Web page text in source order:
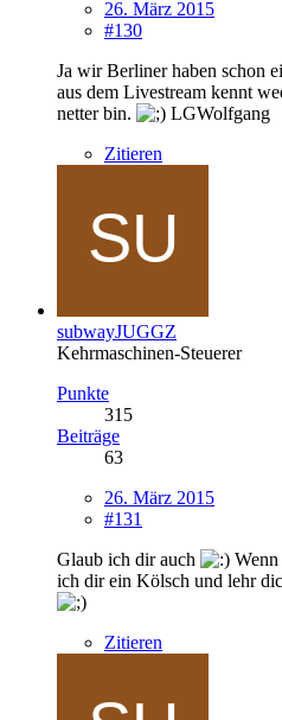
26. März 2015
#130
Ja wir Berliner haben schon
aus dem Livestream kennt
netter bin.
LGWolfgang
Zitieren
subwayJUGGZ
Kehrmaschinen-Steuerer
Punkte
315
Beiträge
63
26. März 2015
#131
Glaub ich dir auch
ich dir ein Kölsch und lehr
Zitieren